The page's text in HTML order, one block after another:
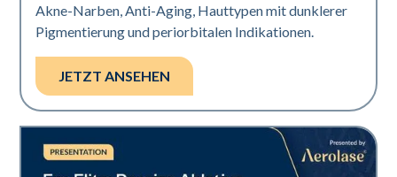
Akne-Narben, Anti-Aging, Hauttypen mit dunklerer
Pigmentierung und periorbitalen Indikationen.
JETZT ANSEHEN